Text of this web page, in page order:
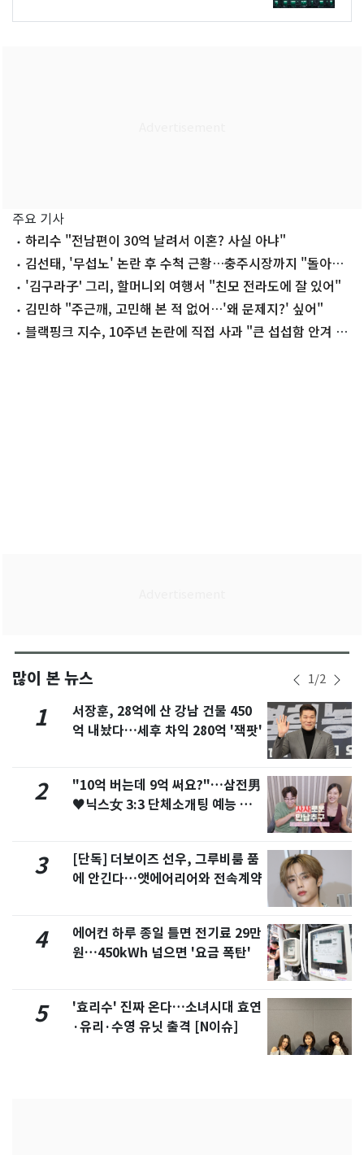
주요 기사
하리수 "전남편이 30억 날려서 이혼? 사실 아냐"
김선태, '무섭노' 논란 후 수척 근황…충주시장까지 "돌아올
생각 없냐?"
'김구라子' 그리, 할머니외 여행서 "친모 전라도에 잘 있어"
김민하 "주근깨, 고민해 본 적 없어…'왜 문제지?' 싶어"
블랙핑크 지수, 10주년 논란에 직접 사과 "큰 섭섭함 안겨 미
많이 본 뉴스 1/2
1
서장훈, 28억에 산 강남 건물 450
억 내놨다…세후 차익 280억 '잭팟'
2
"10억 버는데 9억 써요?"…삼전男
♥닉스女 3:3 단체소개팅 예능 화
3
[단독] 더보이즈 선우, 그루비룸 품
에 안긴다…앳에어리어와 전속계약
4
에어컨 하루 종일 틀면 전기료 29만
원…450kWh 넘으면 '요금 폭탄'
5
'효리수' 진짜 온다…소녀시대 효연
·유리·수영 유닛 출격 [N이슈]